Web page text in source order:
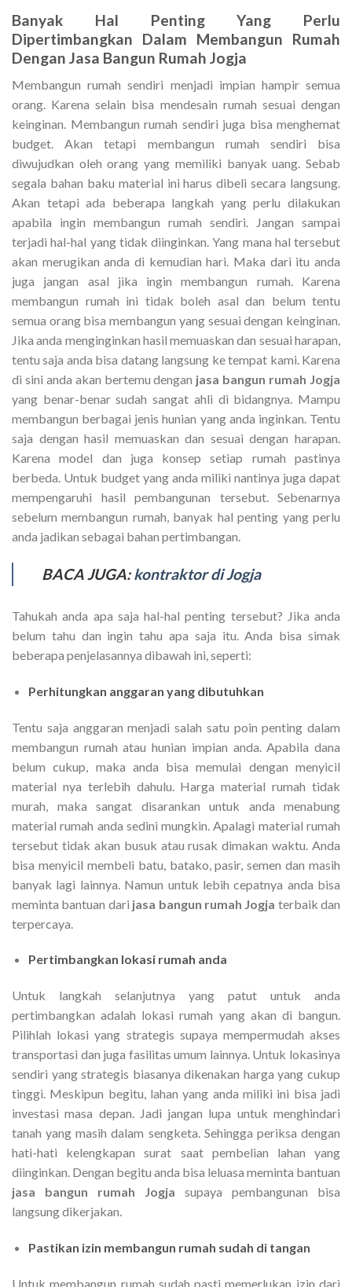
Banyak Hal Penting Yang Perlu
Dipertimbangkan Dalam Membangun Rumah
Dengan Jasa Bangun Rumah Jogja
Membangun rumah sendiri menjadi impian hampir semua
orang. Karena selain bisa mendesain rumah sesuai dengan
keinginan. Membangun rumah sendiri juga bisa menghemat
budget. Akan tetapi membangun rumah sendiri bisa
diwujudkan oleh orang yang memiliki banyak uang. Sebab
segala bahan baku material ini harus dibeli secara langsung.
Akan tetapi ada beberapa langkah yang perlu dilakukan
apabila ingin membangun rumah sendiri. Jangan sampai
terjadi hal-hal yang tidak diinginkan. Yang mana hal tersebut
akan merugikan anda di kemudian hari. Maka dari itu anda
juga jangan asal jika ingin membangun rumah. Karena
membangun rumah ini tidak boleh asal dan belum tentu
semua orang bisa membangun yang sesuai dengan keinginan.
Jika anda menginginkan hasil memuaskan dan sesuai harapan,
tentu saja anda bisa datang langsung ke tempat kami. Karena
di sini anda akan bertemu dengan jasa bangun rumah Jogja
yang benar-benar sudah sangat ahli di bidangnya. Mampu
membangun berbagai jenis hunian yang anda inginkan. Tentu
saja dengan hasil memuaskan dan sesuai dengan harapan.
Karena model dan juga konsep setiap rumah pastinya
berbeda. Untuk budget yang anda miliki nantinya juga dapat
mempengaruhi hasil pembangunan tersebut. Sebenarnya
sebelum membangun rumah, banyak hal penting yang perlu
anda jadikan sebagai bahan pertimbangan.
BACA JUGA:kontraktor di Jogja
Tahukah anda apa saja hal-hal penting tersebut? Jika anda
belum tahu dan ingin tahu apa saja itu. Anda bisa simak
beberapa penjelasannya dibawah ini, seperti:
Perhitungkan anggaran yang dibutuhkan
Tentu saja anggaran menjadi salah satu poin penting dalam
membangun rumah atau hunian impian anda. Apabila dana
belum cukup, maka anda bisa memulai dengan menyicil
material nya terlebih dahulu. Harga material rumah tidak
murah, maka sangat disarankan untuk anda menabung
material rumah anda sedini mungkin. Apalagi material rumah
tersebut tidak akan busuk atau rusak dimakan waktu. Anda
bisa menyicil membeli batu, batako, pasir, semen dan masih
banyak lagi lainnya. Namun untuk lebih cepatnya anda bisa
meminta bantuan dari jasa bangun rumah Jogja terbaik dan
terpercaya.
Pertimbangkan lokasi rumah anda
Untuk langkah selanjutnya yang patut untuk anda
pertimbangkan adalah lokasi rumah yang akan di bangun.
Pilihlah lokasi yang strategis supaya mempermudah akses
transportasi dan juga fasilitas umum lainnya. Untuk lokasinya
sendiri yang strategis biasanya dikenakan harga yang cukup
tinggi. Meskipun begitu, lahan yang anda miliki ini bisa jadi
investasi masa depan. Jadi jangan lupa untuk menghindari
tanah yang masih dalam sengketa. Sehingga periksa dengan
hati-hati kelengkapan surat saat pembelian lahan yang
diinginkan. Dengan begitu anda bisa leluasa meminta bantuan
jasa bangun rumah Jogja supaya pembangunan bisa
langsung dikerjakan.
Pastikan izin membangun rumah sudah di tangan
Untuk membangun rumah sudah pasti memerlukan izin dari